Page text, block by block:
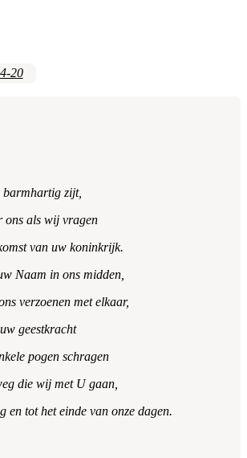
20
zijt,
ons als wij vragen
van uw koninkrijk.
Naam in ons midden,
verzoenen met elkaar,
geestkracht
pogen schragen
die wij met U gaan,
en tot het einde van onze dagen.